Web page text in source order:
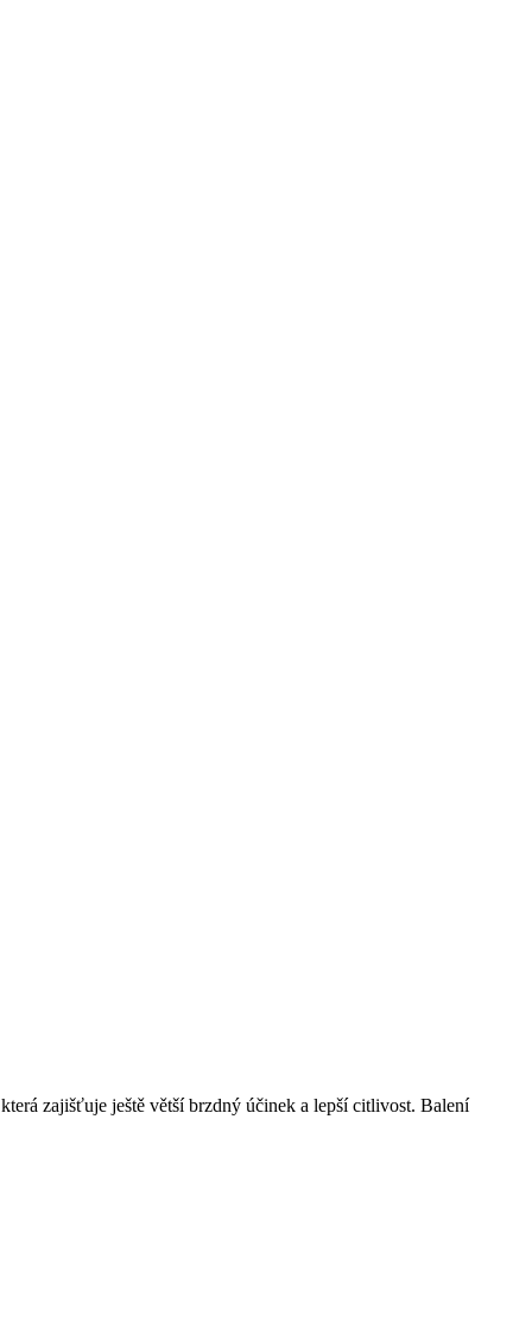
zajišťuje ještě větší brzdný účinek a lepší citlivost. Balení